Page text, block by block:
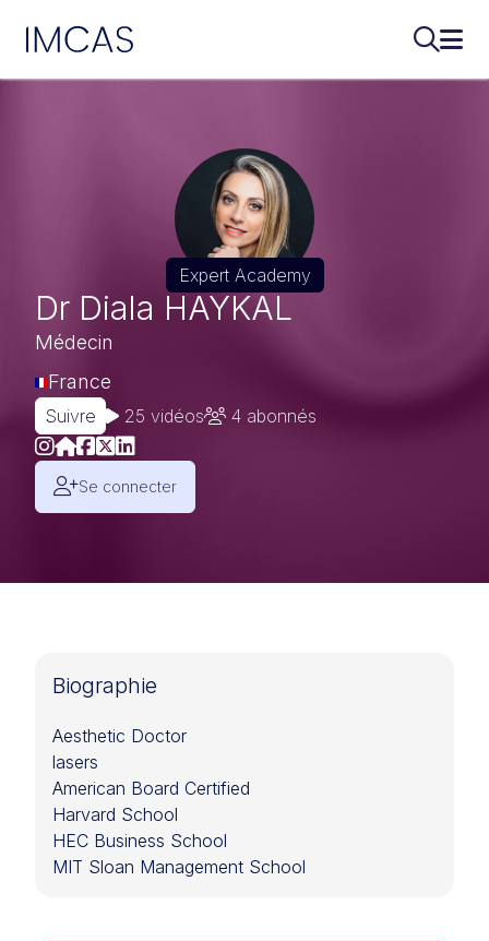
IMCAS
Expert Academy
Dr Diala HAYKAL
Médecin
France
Suivre 25 vidéos 4 abonnés
Se connecter
Biographie
Aesthetic Doctor
lasers
American Board Certified
Harvard School
HEC Business School
MIT Sloan Management School